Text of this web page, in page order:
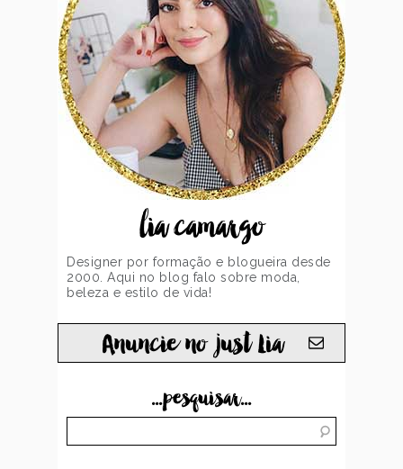
lia camargo
Designer por formação e blogueira desde
2000. Aqui no blog falo sobre moda,
beleza e estilo de vida!
Anuncie no just Lia
...pesquisar...